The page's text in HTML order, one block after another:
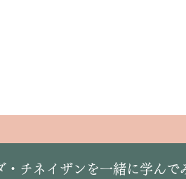
・チネイザンを一緒に学んで